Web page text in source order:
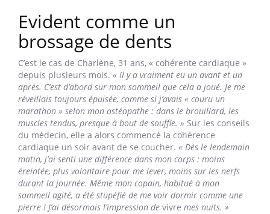
Evident comme un
brossage de dents
C’est le cas de Charlène, 31 ans, « cohérente cardiaque »
depuis plusieurs mois. « Il y a vraiment eu un avant et un
après. C’est d’abord sur mon sommeil que cela a joué. Je me
réveillais toujours épuisée, comme si j’avais « couru un
marathon » selon mon ostéopathe : dans le brouillard, les
muscles tendus, presque à bout de souffle. » Sur les conseils
du médecin, elle a alors commencé la cohérence
cardiaque un soir avant de se coucher. « Dès le lendemain
matin, j’ai senti une différence dans mon corps : moins
éreintée, plus volontaire pour me lever, moins sur les nerfs
durant la journée. Même mon copain, habitué à mon
sommeil agité, a été stupéfié de me voir dormir comme une
pierre ! J’ai désormais l’impression de vivre mes nuits. »